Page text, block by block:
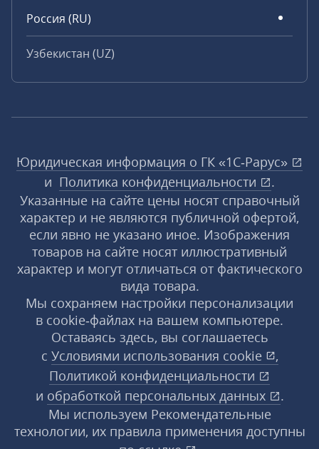
Россия (RU)
Узбекистан (UZ)
Юридическая информация о ГК «1С‑Рарус»
и Политика конфиденциальности
.
Указанные на сайте цены носят справочный
характер и не являются публичной офертой,
если явно не указано иное. Изображения
товаров на сайте носят иллюстративный
характер и могут отличаться от фактического
вида товара.
Мы сохраняем настройки персонализации
в cookie‑файлах на вашем компьютере.
Оставаясь здесь, вы соглашаетесь
с Условиями использования cookie
,
Политикой конфиденциальности
и обработкой персональных данных
.
Мы используем Рекомендательные
технологии, их правила применения доступны